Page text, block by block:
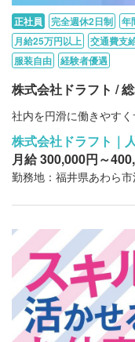
正社員 完全週休2日制 年
月給25万円以上
交通費支
服装自由
経験者優遇
株式会社ドラフト /
社内を円滑に働きやす
株式会社ドラフト｜
月給 300,000円～
勤務地：福井県あわら